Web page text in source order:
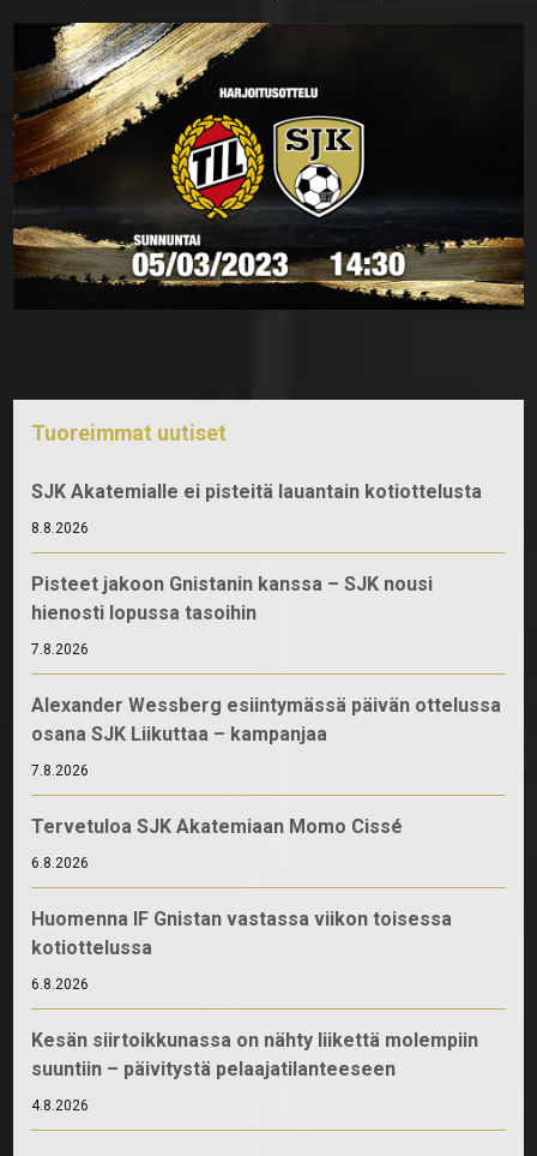
Tuoreimmat uutiset
SJK Akatemialle ei pisteitä lauantain kotiottelusta
8.8.2026
Pisteet jakoon Gnistanin kanssa – SJK nousi
hienosti lopussa tasoihin
7.8.2026
Alexander Wessberg esiintymässä päivän ottelussa
osana SJK Liikuttaa – kampanjaa
7.8.2026
Tervetuloa SJK Akatemiaan Momo Cissé
6.8.2026
Huomenna IF Gnistan vastassa viikon toisessa
kotiottelussa
6.8.2026
Kesän siirtoikkunassa on nähty liikettä molempiin
suuntiin – päivitystä pelaajatilanteeseen
4.8.2026